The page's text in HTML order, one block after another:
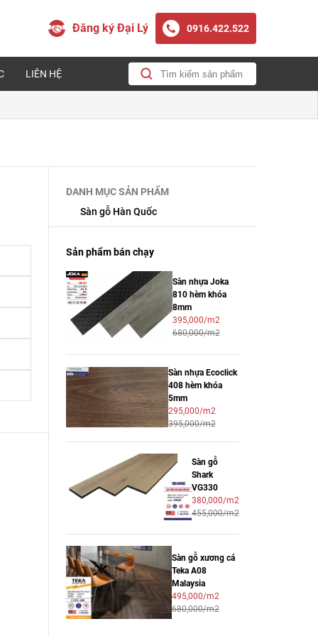
Đăng ký Đại Lý 0916.422.522
LIÊN HỆ
DANH MỤC SẢN PHẨM
Sàn gỗ Hàn Quốc
Sản phẩm bán chạy
Sàn nhựa Joka
810 hèm khóa
8mm
395,000/m2
680,000/m2
Sàn nhựa Ecoclick
408 hèm khóa
5mm
295,000/m2
395,000/m2
Sàn gỗ
Shark
VG330
380,000/m2
455,000/m2
Sàn gỗ xương cá
Teka A08
Malaysia
495,000/m2
680,000/m2